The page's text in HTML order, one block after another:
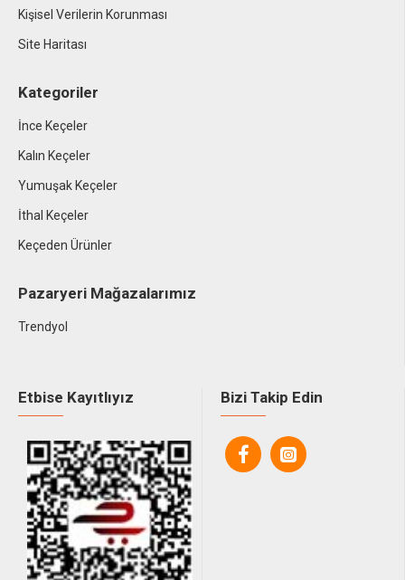
Kişisel Verilerin Korunması
Site Haritası
Kategoriler
İnce Keçeler
Kalın Keçeler
Yumuşak Keçeler
İthal Keçeler
Keçeden Ürünler
Pazaryeri Mağazalarımız
Trendyol
Etbise Kayıtlıyız Bizi Takip Edin